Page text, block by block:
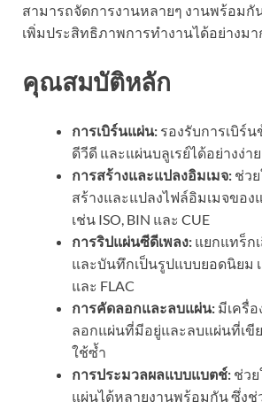
สามารถจัดการงานหลายๆ งานพร้อมกั
เพิ่มประสิทธิภาพการทำงานได้อย่างมา
คุณสมบัติหลัก
การเบิร์นแผ่น: รองรับการเบิร์
ดีวีดี และแผ่นบลูเรย์ได้อย่างง่า
การสร้างและแปลงอิมเมจ: ช่ว
สร้างและแปลงไฟล์อิมเมจของ
เช่น ISO, BIN และ CUE
การริปแผ่นซีดีเพลง: แยกแทร็ก
และบันทึกเป็นรูปแบบยอดนิยม
และ FLAC
การคัดลอกและลบแผ่น: มีเครื่
ลอกแผ่นที่มีอยู่และลบแผ่นที่เขี
ใช้ซ้ำ
การประมวลผลแบบแบตช์: ช่ว
แผ่นได้หลายงานพร้อมกัน ซึ่งช่